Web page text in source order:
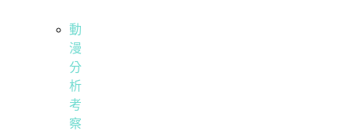
動
漫
分
析
考
察